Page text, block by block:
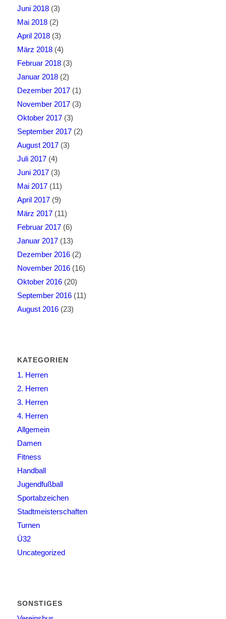
Juni 2018(3)
Mai 2018(2)
April 2018(3)
März 2018(4)
Februar 2018(3)
Januar 2018(2)
Dezember 2017(1)
November 2017(3)
Oktober 2017(3)
September 2017(2)
August 2017(3)
Juli 2017(4)
Juni 2017(3)
Mai 2017(11)
April 2017(9)
März 2017(11)
Februar 2017(6)
Januar 2017(13)
Dezember 2016(2)
November 2016(16)
Oktober 2016(20)
September 2016(11)
August 2016(23)
KATEGORIEN
1. Herren
2. Herren
3. Herren
4. Herren
Allgemein
Damen
Fitness
Handball
Jugendfußball
Sportabzeichen
Stadtmeisterschaften
Turnen
Ü32
Uncategorized
SONSTIGES